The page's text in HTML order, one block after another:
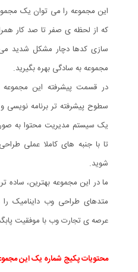
این مجموعه را می توان یک
که از لحظه ی صفر تا صد کار
سازی کدها دچار مشکل شدید می
مجموعه به سادگی بهره بگیرید.
در قسمت پیشرفته این مجموعه
یک سیستم مدیریت محتوا به
تا با جنبه های کاملا عملی
شوید.
ما در این مجموعه بهترین، ساده
متدهای طراحی وب داینامیک
عرصه ی تجارت وب با موفقیت
محتویات پکیج شماره یک این